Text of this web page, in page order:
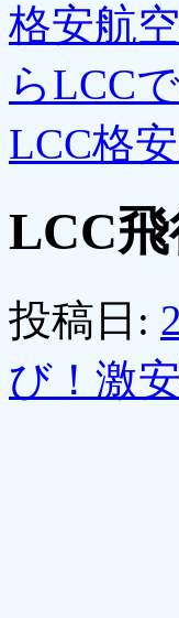
格安航
らLCC
LCC格
LCC
投稿日:
び！激